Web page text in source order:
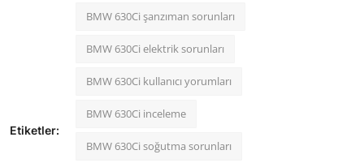
Etiketler:
BMW 630Ci şanzıman sorunları
BMW 630Ci elektrik sorunları
BMW 630Ci kullanıcı yorumları
BMW 630Ci inceleme
BMW 630Ci soğutma sorunları